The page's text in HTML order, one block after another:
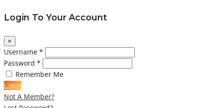
Login To Your Account
×
Username *
Password *
Remember Me
Login
Not A Member?